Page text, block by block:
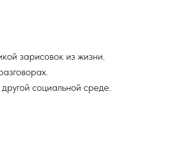
зарисовок из жизни.
социальной среде.